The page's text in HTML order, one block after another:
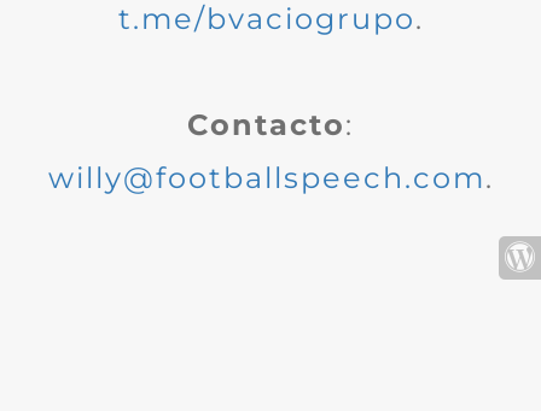
t.me/bvaciogrupo.
Contacto:
willy@footballspeech.com.